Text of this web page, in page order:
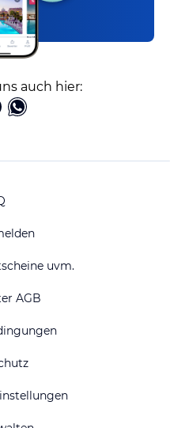
auch hier:
uvm.
AGB